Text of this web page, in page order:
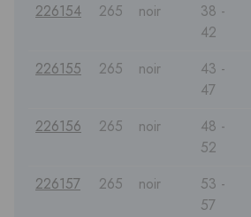
226154 265 noir
38 -
42
226155 265 noir
43 -
47
226156 265 noir
48 -
52
226157 265 noir
53 -
57